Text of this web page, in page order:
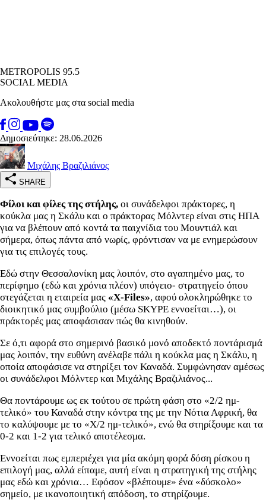
METROPOLIS 95.5
SOCIAL MEDIA
Ακολουθήστε μας στα social media
Δημοσιεύτηκε: 28.06.2026
Μιχάλης Βραζιλιάνος
SHARE
Φίλοι και φίλες της στήλης, οι συνάδελφοι πράκτορες, η
κούκλα μας η Σκάλυ και ο πράκτορας Μόλντερ είναι στις ΗΠΑ
για να βλέπουν από κοντά τα παιχνίδια του Μουντιάλ και
σήμερα, όπως πάντα από νωρίς, φρόντισαν να με ενημερώσουν
για τις επιλογές τους.
Εδώ στην Θεσσαλονίκη μας λοιπόν, στο αγαπημένο μας, το
περίφημο (εδώ και χρόνια πλέον) υπόγειο- στρατηγείο όπου
στεγάζεται η εταιρεία μας «X-Files», αφού ολοκληρώθηκε το
διοικητικό μας συμβούλιο (μέσω SKYPE εννοείται…), οι
πράκτορές μας αποφάσισαν πώς θα κινηθούν.
Σε ό,τι αφορά στο σημερινό βασικό μονό αποδεκτό ποντάρισμά
μας λοιπόν, την ευθύνη ανέλαβε πάλι η κούκλα μας η Σκάλυ, η
οποία αποφάσισε να στηρίξει τον Καναδά. Συμφώνησαν αμέσως
οι συνάδελφοι Μόλντερ και Μιχάλης Βραζιλιάνος...
Θα ποντάρουμε ως εκ τούτου σε πρώτη φάση στο «2/2 ημ-
τελικό» του Καναδά στην κόντρα της με την Νότια Αφρική, θα
το καλύψουμε με το «Χ/2 ημ-τελικό», ενώ θα στηρίξουμε και τα
0-2 και 1-2 για τελικό αποτέλεσμα.
Εννοείται πως εμπεριέχει για μία ακόμη φορά δόση ρίσκου η
επιλογή μας, αλλά είπαμε, αυτή είναι η στρατηγική της στήλης
μας εδώ και χρόνια… Εφόσον «βλέπουμε» ένα «δύσκολο»
σημείο, με ικανοποιητική απόδοση, το στηρίζουμε.